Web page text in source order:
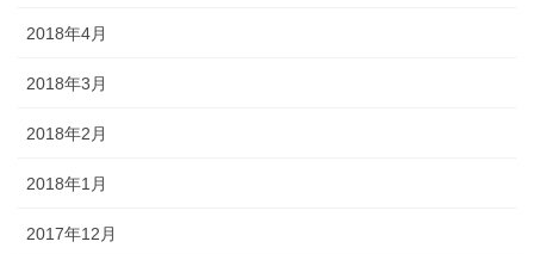
2018年4月
2018年3月
2018年2月
2018年1月
2017年12月